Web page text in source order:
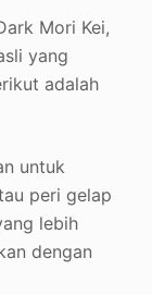
Mori Kei,
yang
adalah
untuk
peri gelap
lebih
dengan